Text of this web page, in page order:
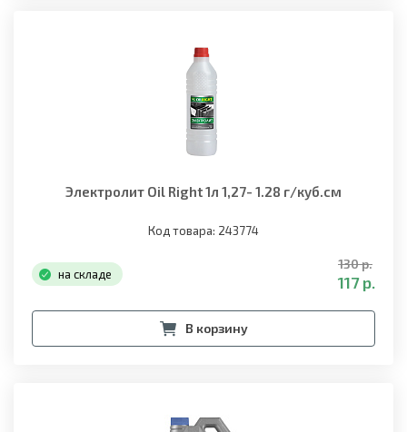
Электролит Oil Right 1л 1,27- 1.28 г/куб.см
Код товара: 243774
на складе
130 р.
117 р.
В корзину